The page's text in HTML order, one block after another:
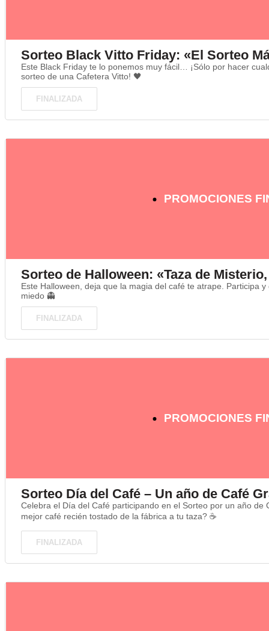
Sorteo Black Vitto Friday: «El Sorteo
Este Black Friday te lo ponemos muy fácil… ¡Sólo por hacer
sorteo de una Cafetera Vitto! 🖤
FINALIZADA
PROMOCIONES
Sorteo de Halloween: «Taza de
Este Halloween, deja que la magia del café te atrape. Participa
miedo 👻
FINALIZADA
PROMOCIONES
Sorteo Día del Café – Un año de Café
Celebra el Día del Café participando en el Sorteo por un año
mejor café recién tostado de la fábrica a tu taza? ☕
FINALIZADA